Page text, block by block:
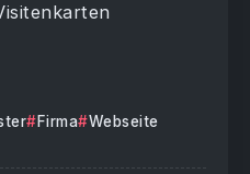
Firma Webseite